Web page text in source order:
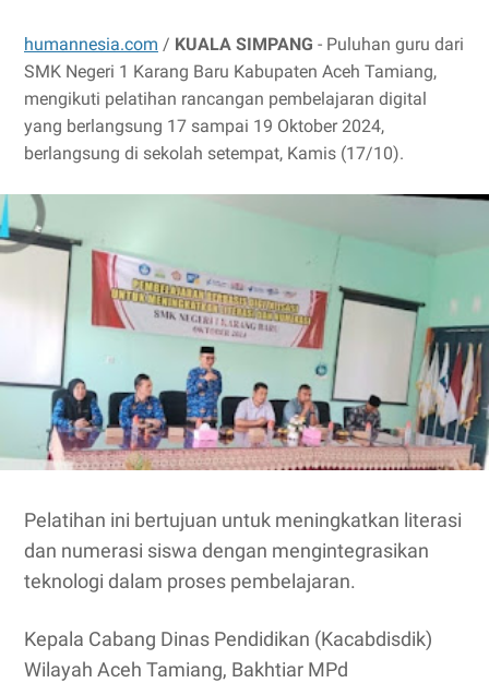
humannesia.com / KUALA SIMPANG - Puluhan guru dari
SMK Negeri 1 Karang Baru Kabupaten Aceh Tamiang,
mengikuti pelatihan rancangan pembelajaran digital
yang berlangsung 17 sampai 19 Oktober 2024,
berlangsung di sekolah setempat, Kamis (17/10).
Pelatihan ini bertujuan untuk meningkatkan literasi
dan numerasi siswa dengan mengintegrasikan
teknologi dalam proses pembelajaran.
Kepala Cabang Dinas Pendidikan (Kacabdisdik)
Wilayah Aceh Tamiang, Bakhtiar MPd